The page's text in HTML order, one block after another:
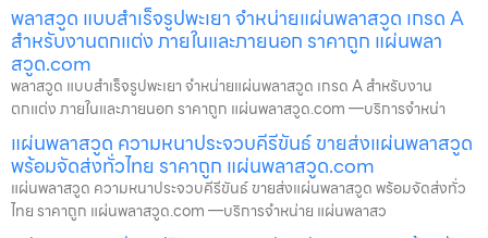
พลาสวูด แบบสำเร็จรูปพะเยา จำหน่ายแผ่นพลาสวูด เกรด A
สำหรับงานตกแต่ง ภายในและภายนอก ราคาถูก แผ่นพลา
สวูด.com
พลาสวูด แบบสำเร็จรูปพะเยา จำหน่ายแผ่นพลาสวูด เกรด A สำหรับงาน
ตกแต่ง ภายในและภายนอก ราคาถูก แผ่นพลาสวูด.com —บริการจำหน่า
แผ่นพลาสวูด ความหนาประจวบคีรีขันธ์ ขายส่งแผ่นพลาสวูด
พร้อมจัดส่งทั่วไทย ราคาถูก แผ่นพลาสวูด.com
แผ่นพลาสวูด ความหนาประจวบคีรีขันธ์ ขายส่งแผ่นพลาสวูด พร้อมจัดส่งทั่ว
ไทย ราคาถูก แผ่นพลาสวูด.com —บริการจำหน่าย แผ่นพลาสว